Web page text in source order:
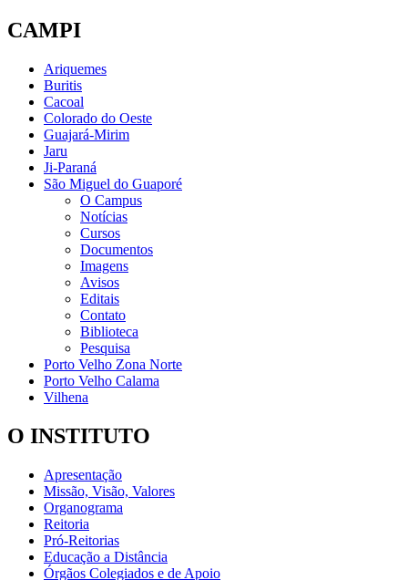
CAMPI
Ariquemes
Buritis
Cacoal
Colorado do Oeste
Guajará-Mirim
Jaru
Ji-Paraná
São Miguel do Guaporé
O Campus
Notícias
Cursos
Documentos
Imagens
Avisos
Editais
Contato
Biblioteca
Pesquisa
Porto Velho Zona Norte
Porto Velho Calama
Vilhena
O INSTITUTO
Apresentação
Missão, Visão, Valores
Organograma
Reitoria
Pró-Reitorias
Educação a Distância
Órgãos Colegiados e de Apoio